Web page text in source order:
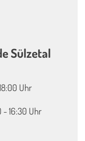
Sülzetal
Uhr
- 16:30 Uhr